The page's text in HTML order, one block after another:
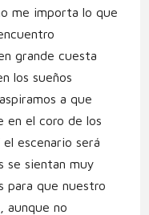
me importa lo que
grande cuesta
los sueños
a que
en el coro de los
escenario será
se sientan muy
para que nuestro
aunque no